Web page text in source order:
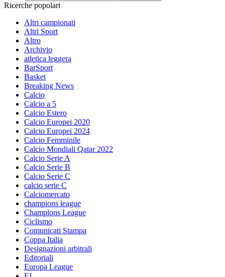
Ricerche popolari
Altri campionati
Altri Sport
Altro
Archivio
atletica leggera
BarSport
Basket
Breaking News
Calcio
Calcio a 5
Calcio Estero
Calcio Europei 2020
Calcio Europei 2024
Calcio Femminile
Calcio Mondiali Qatar 2022
Calcio Serie A
Calcio Serie B
Calcio Serie C
calcio serie C
Calciomercato
champions league
Champions League
Ciclismo
Comunicati Stampa
Coppa Italia
Designazioni arbitrali
Editoriali
Europa League